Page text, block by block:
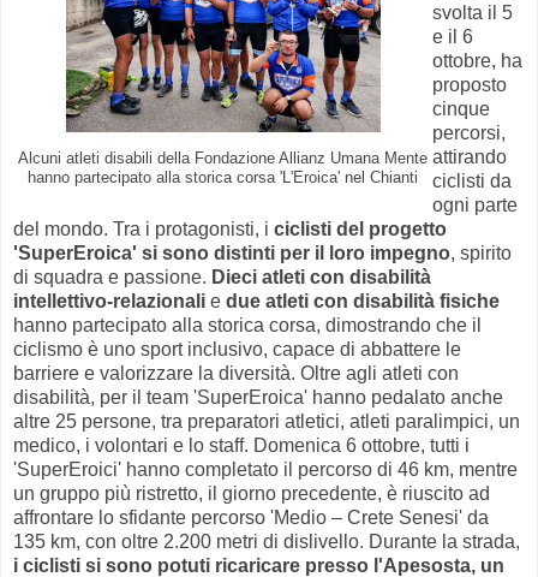
Alcuni atleti disabili della Fondazione Allianz Umana Mente
hanno partecipato alla storica corsa 'L'Eroica' nel Chianti
svolta il 5
e il 6
ottobre, ha
proposto
cinque
percorsi,
attirando
ciclisti da
ogni parte
del mondo. Tra i protagonisti, i ciclisti del progetto
'SuperEroica' si sono distinti per il loro impegno, spirito
di squadra e passione. Dieci atleti con disabilità
intellettivo-relazionali e due atleti con disabilità fisiche
hanno partecipato alla storica corsa, dimostrando che il
ciclismo è uno sport inclusivo, capace di abbattere le
barriere e valorizzare la diversità. Oltre agli atleti con
disabilità, per il team 'SuperEroica' hanno pedalato anche
altre 25 persone, tra preparatori atletici, atleti paralimpici, un
medico, i volontari e lo staff. Domenica 6 ottobre, tutti i
'SuperEroici' hanno completato il percorso di 46 km, mentre
un gruppo più ristretto, il giorno precedente, è riuscito ad
affrontare lo sfidante percorso 'Medio – Crete Senesi' da
135 km, con oltre 2.200 metri di dislivello. Durante la strada,
i ciclisti si sono potuti ricaricare presso l'Apesosta, un